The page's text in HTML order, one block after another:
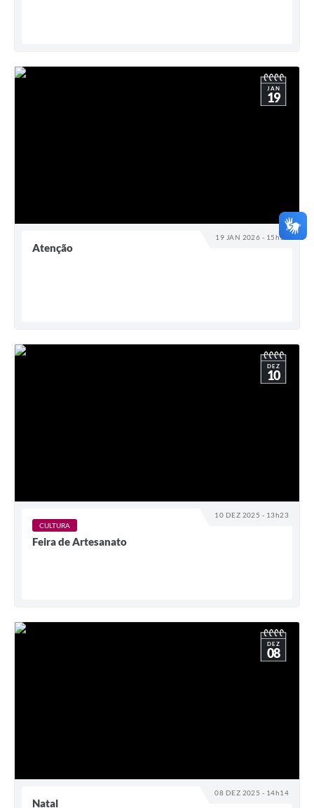
19 JAN 2026 - 15h13
JAN
19
Atenção
10 DEZ 2025 - 13h23
DEZ
10
CULTURA
Feira de Artesanato
08 DEZ 2025 - 14h14
DEZ
08
Natal